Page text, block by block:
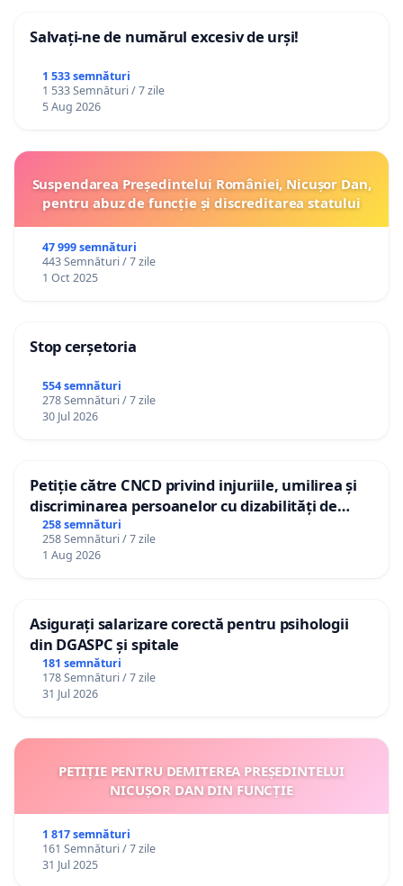
Salvați-ne de numărul excesiv de urși!
1 533 semnături
1 533 Semnături / 7 zile
5 Aug 2026
Suspendarea Președintelui României, Nicușor Dan,
pentru abuz de funcție și discreditarea statului
47 999 semnături
443 Semnături / 7 zile
1 Oct 2025
Stop cerșetoria
554 semnături
278 Semnături / 7 zile
30 Jul 2026
Petiție către CNCD privind injuriile, umilirea și
discriminarea persoanelor cu dizabilități de
către utilizatorul TikTok „Gorici”
258 semnături
258 Semnături / 7 zile
1 Aug 2026
Asigurați salarizare corectă pentru psihologii
din DGASPC și spitale
181 semnături
178 Semnături / 7 zile
31 Jul 2026
PETIȚIE PENTRU DEMITEREA PREȘEDINTELUI
NICUȘOR DAN DIN FUNCȚIE
1 817 semnături
161 Semnături / 7 zile
31 Jul 2025